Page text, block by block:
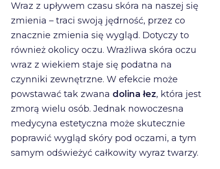
Wraz z upływem czasu skóra na naszej się
zmienia – traci swoją jędrność, przez co
znacznie zmienia się wygląd. Dotyczy to
również okolicy oczu. Wrażliwa skóra oczu
wraz z wiekiem staje się podatna na
czynniki zewnętrzne. W efekcie może
powstawać tak zwana dolina łez, która jest
zmorą wielu osób. Jednak nowoczesna
medycyna estetyczna może skutecznie
poprawić wygląd skóry pod oczami, a tym
samym odświeżyć całkowity wyraz twarzy.